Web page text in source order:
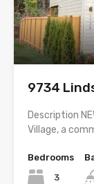
9734
Description
Village, a
Bedrooms
3